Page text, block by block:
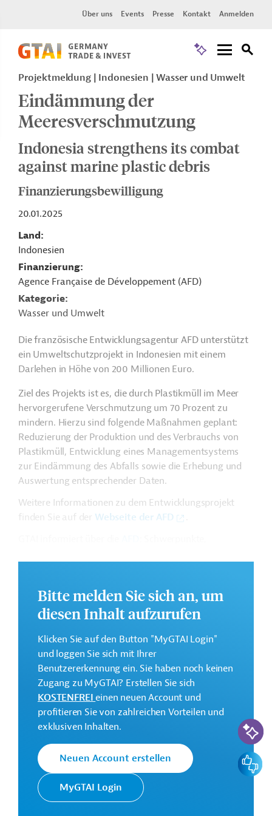
Über uns Events Presse Kontakt Anmelden
Projektmeldung Indonesien Wasser und Umwelt
Eindämmung der
Meeresverschmutzung
Indonesia strengthens its combat
against marine plastic debris
Finanzierungsbewilligung
20.01.2025
Land
Indonesien
Finanzierung
Agence Française de Développement (AFD)
Kategorie
Wasser und Umwelt
Die französische Entwicklungsagentur AFD unterstützt
ein Umweltschutzprojekt in Indonesien mit einem
Darlehen in Höhe von 200 Millionen Euro.
Ziel des Projekts ist es, die durch Plastikmüll im Meer
hervorgerufene Verschmutzung um 70 Prozent zu
mindern. Hierzu sind folgende Maßnahmen geplant:
Reduzierung der Produktion und des Verbrauchs von
Plastikmüll, Entwicklung eines Managementsystems
zur Eindämmung des Abfalls sowie die Erhebung und
Auswertung entsprechender Daten.
Weitere Informationen zu dem Entwicklungsprojekt
finden Sie auf der Webseite der AFD
Geberbeitrag:
200 Millionen Euro (Darlehen).
Kontaktadresse
Französische
Entwicklungsagentur
AFD
Die AFD finanziert und
ihren Partnerländern mit dem
Ziel, eine nachhaltigere und
gerechtere Welt zu schaffen.
Bitte melden Sie sich an, um
diesen Inhalt aufzurufen
Klicken Sie auf den Button "MyGTAI Login"
und loggen Sie sich mit Ihrer
Benutzererkennung ein. Sie haben noch keinen
Zugang zu MyGTAI? Erstellen Sie sich
KOSTENFREIeinen neuen Account und
profitieren Sie von zahlreichen Vorteilen und
exklusiven Inhalten.
Neuen Account erstellen
MyGTAI Login
KI-